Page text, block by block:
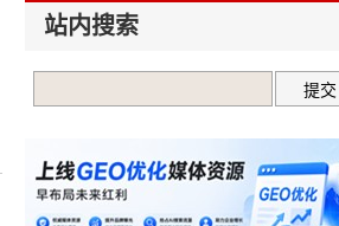
站内搜索